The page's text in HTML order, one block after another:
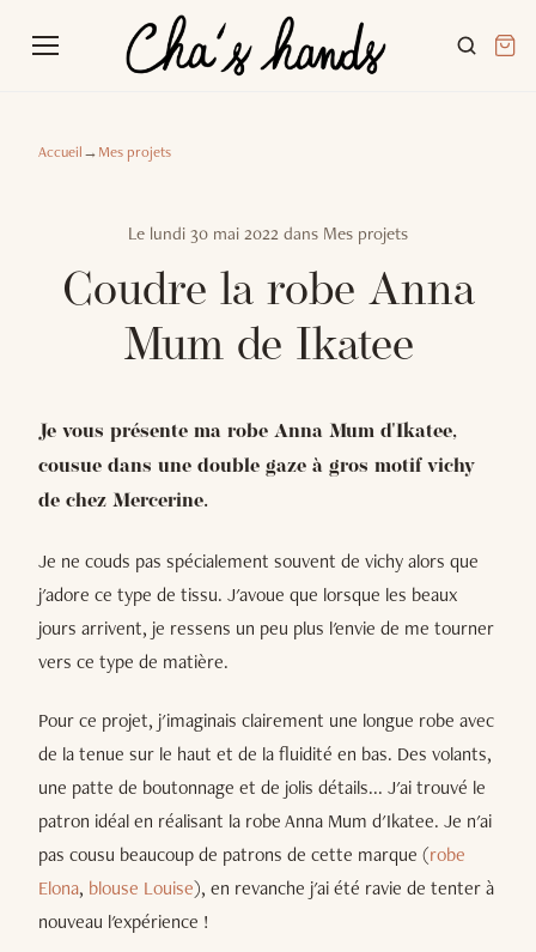
Accueil→Mes projets
Le lundi 30 mai 2022 dans Mes projets
Coudre la robe Anna
Mum de Ikatee
Je vous présente ma robe Anna Mum d'Ikatee,
cousue dans une double gaze à gros motif vichy
de chez Mercerine.
Je ne couds pas spécialement souvent de vichy alors que
j'adore ce type de tissu. J'avoue que lorsque les beaux
jours arrivent, je ressens un peu plus l'envie de me tourner
vers ce type de matière.
Pour ce projet, j'imaginais clairement une longue robe avec
de la tenue sur le haut et de la fluidité en bas. Des volants,
une patte de boutonnage et de jolis détails... J'ai trouvé le
patron idéal en réalisant la robe Anna Mum d'Ikatee. Je n'ai
pas cousu beaucoup de patrons de cette marque (robe
Elona, blouse Louise), en revanche j'ai été ravie de tenter à
nouveau l'expérience !